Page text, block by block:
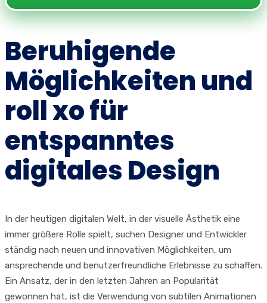
Beruhigende
Möglichkeiten und
roll xo für
entspanntes
digitales Design
In der heutigen digitalen Welt, in der visuelle Ästhetik eine
immer größere Rolle spielt, suchen Designer und Entwickler
ständig nach neuen und innovativen Möglichkeiten, um
ansprechende und benutzerfreundliche Erlebnisse zu schaffen.
Ein Ansatz, der in den letzten Jahren an Popularität
gewonnen hat, ist die Verwendung von subtilen Animationen